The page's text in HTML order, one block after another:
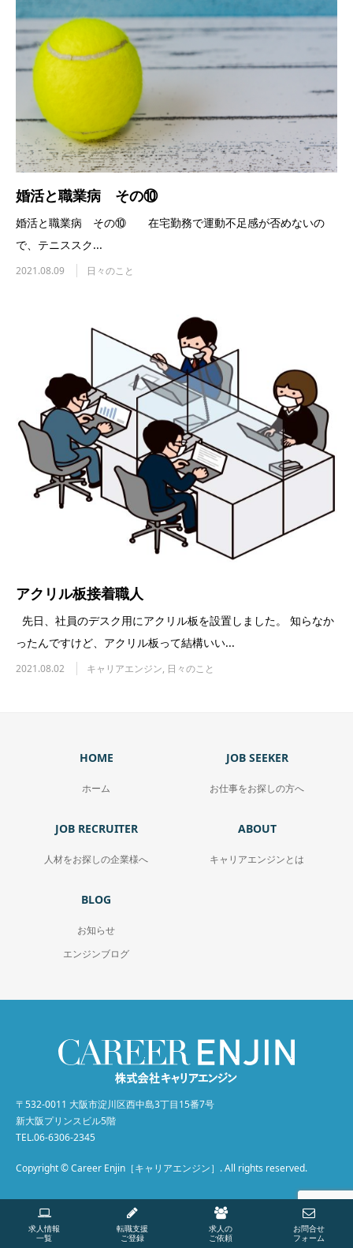
婚活と職業病 その⑩
婚活と職業病 その⑩ 在宅勤務で運動不足感が否めないの
で、テニススク...
2021.08.09 日々のこと
アクリル板接着職人
先日、社員のデスク用にアクリル板を設置しました。 知らなか
ったんですけど、アクリル板って結構いい...
2021.08.02 キャリアエンジン, 日々のこと
HOME
ホーム
JOB SEEKER
お仕事をお探しの方へ
JOB RECRUITER
人材をお探しの企業様へ
ABOUT
キャリアエンジンとは
BLOG
お知らせ
エンジンブログ
〒532-0011 大阪市淀川区西中島3丁目15番7号
新大阪プリンスビル5階
TEL.06-6306-2345
Copyright © Career Enjin［キャリアエンジン］. All rights reserved.
求人情報
一覧
転職支援
ご登録
求人の
ご依頼
お問合せ
フォーム